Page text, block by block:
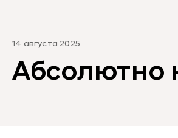
14 августа 2025
Абсолютно